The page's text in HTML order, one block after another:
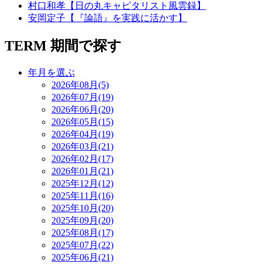
村口和孝【日の丸キャピタリスト風雲録】
安岡定子【『論語』を実践に活かす】
TERM 期間で探す
年月を選ぶ
2026年08月(5)
2026年07月(19)
2026年06月(20)
2026年05月(15)
2026年04月(19)
2026年03月(21)
2026年02月(17)
2026年01月(21)
2025年12月(12)
2025年11月(16)
2025年10月(20)
2025年09月(20)
2025年08月(17)
2025年07月(22)
2025年06月(21)